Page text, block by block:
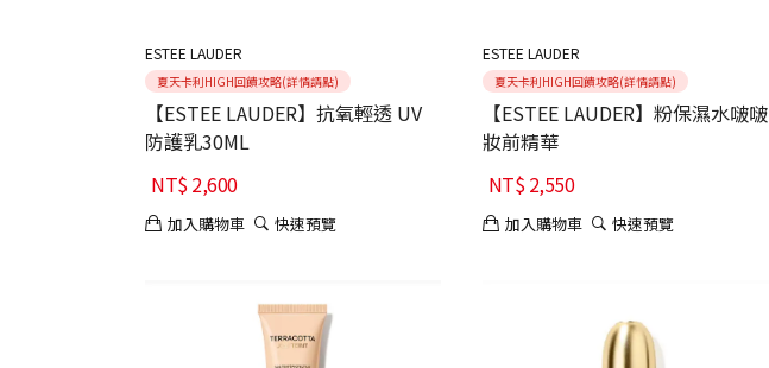
ESTEE LAUDER
夏天卡利HIGH回饋攻略(詳情請點)
【ESTEE LAUDER】抗氧輕透 UV
防護乳30ML
NT$2,600
加入購物車 快速預覽
ESTEE LAUDER
夏天卡利HIGH回饋攻略(詳情請點)
【ESTEE LAUDER】粉保濕水啵啵
妝前精華
NT$2,550
加入購物車 快速預覽